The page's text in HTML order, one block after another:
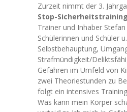
-- Fahrradprüfung
Ganztag
-- Mittagessen
-- Ganztagsangebote
--
Zurzeit nimmt der 3.
Stop-Sicherheitstraining
Trainer und Inhaber
Schülerinnen und Schüler
Selbstbehauptung,
Strafmündigkeit/
Gefahren im Umfeld von
zwei Theoriestunden zu
folgt ein intensives
Was kann mein Körper